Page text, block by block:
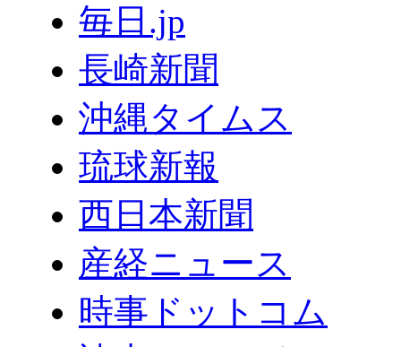
毎日.jp
長崎新聞
沖縄タイムス
琉球新報
西日本新聞
産経ニュース
時事ドットコム